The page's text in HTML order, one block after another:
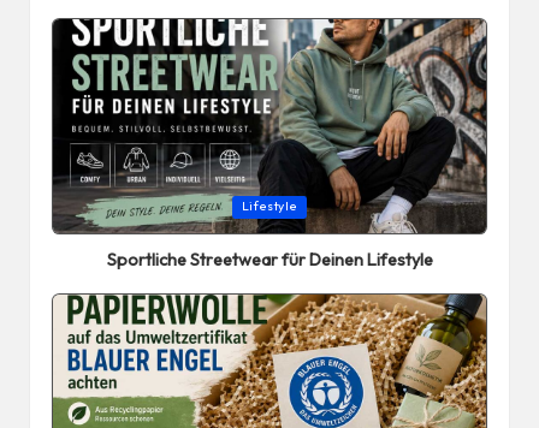
Posted
in
Lifestyle
Sportliche Streetwear für Deinen Lifestyle